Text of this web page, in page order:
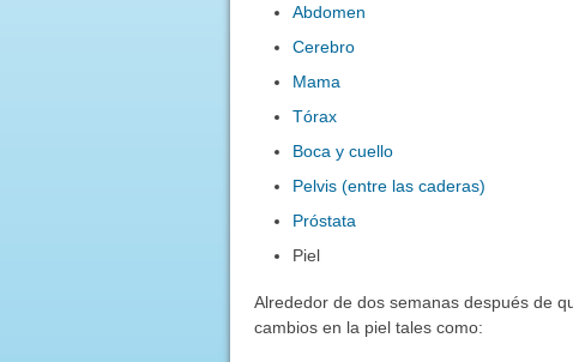
Abdomen
Cerebro
Mama
Tórax
Boca y cuello
Pelvis (entre las caderas)
Próstata
Piel
Alrededor de dos semanas después de
cambios en la piel tales como: